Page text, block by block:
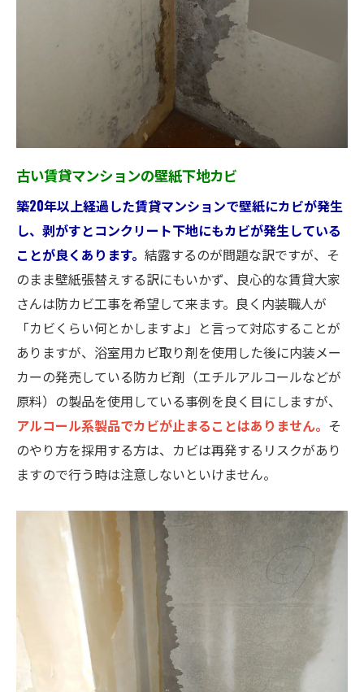
古い賃貸マンションの壁紙下地カビ
築20年以上経過した賃貸マンションで壁紙にカビが発生
し、剥がすとコンクリート下地にもカビが発生している
ことが良くあります。 結露するのが問題な訳ですが、そ
のまま壁紙張替えする訳にもいかず、良心的な賃貸大家
さんは防カビ工事を希望して来ます。良く内装職人が
「カビくらい何とかしますよ」と言って対応することが
ありますが、浴室用カビ取り剤を使用した後に内装メー
カーの発売している防カビ剤（エチルアルコールなどが
原料）の製品を使用している事例を良く目にしますが、
アルコール系製品でカビが止まることはありません。 そ
のやり方を採用する方は、カビは再発するリスクがあり
ますので行う時は注意しないといけません。